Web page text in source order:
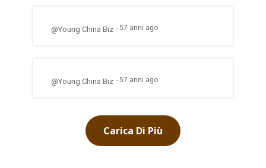
@Young China Biz - 57 anni ago
@Young China Biz - 57 anni ago
Carica Di Più